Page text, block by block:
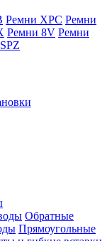
Ремни XPC Ремни
Ремни 8V Ремни
Обратные
Прямоугольные